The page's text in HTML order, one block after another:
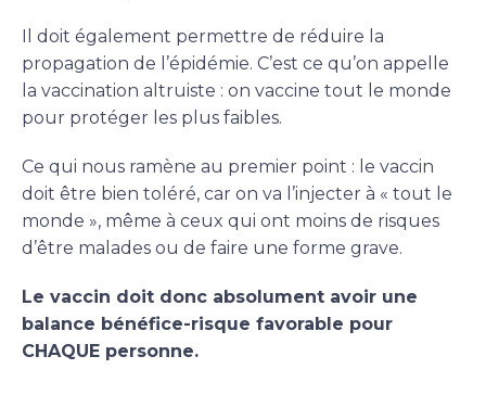
Il doit également permettre de réduire la
propagation de l’épidémie. C’est ce qu’on appelle
la vaccination altruiste : on vaccine tout le monde
pour protéger les plus faibles.
Ce qui nous ramène au premier point : le vaccin
doit être bien toléré, car on va l’injecter à « tout le
monde », même à ceux qui ont moins de risques
d’être malades ou de faire une forme grave.
Le vaccin doit donc absolument avoir une
balance bénéfice-risque favorable pour
CHAQUE personne.